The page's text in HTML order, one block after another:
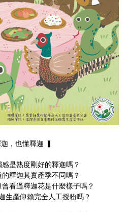
，也懂釋迦 ▍
是熟度剛好的釋迦嗎？
釋迦其實產季不同嗎？
看過釋迦花是什麼樣子嗎？
生產仰賴完全人工授粉嗎？